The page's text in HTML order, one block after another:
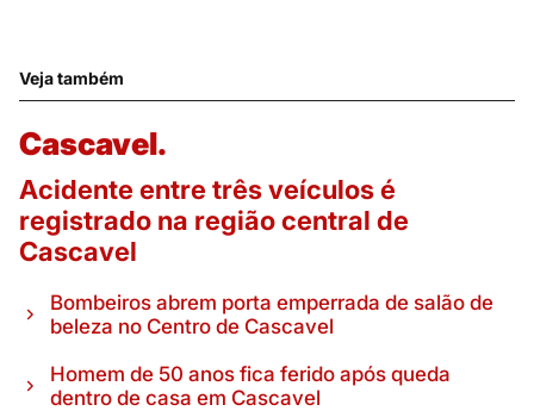
Veja também
Cascavel.
Acidente entre três veículos é
registrado na região central de
Cascavel
Bombeiros abrem porta emperrada de salão de
beleza no Centro de Cascavel
Homem de 50 anos fica ferido após queda
dentro de casa em Cascavel